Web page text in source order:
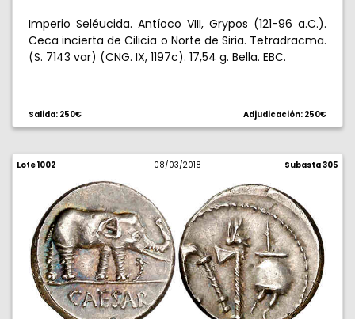
Imperio Seléucida. Antíoco VIII, Grypos (121-96 a.C.).
Ceca incierta de Cilicia o Norte de Siria. Tetradracma.
(S. 7143 var) (CNG. IX, 1197c). 17,54 g. Bella. EBC.
Salida: 250€ Adjudicación: 250€
Lote 1002 08/03/2018 Subasta 305